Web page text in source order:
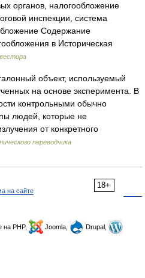
органов, налогообложение
инспекции, система
Содержание
в Историческая
объект, используемый
на основе эксперимента. В
контрольными обычно
людей, которые не
от конкретного
переводчика
18+
на сайте
на PHP, Joomla,
Drupal,